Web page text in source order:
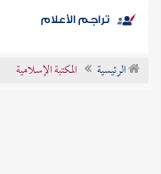
موضوعي
تراجم الأعلام
الرئيسية المكتبة الإسلامية